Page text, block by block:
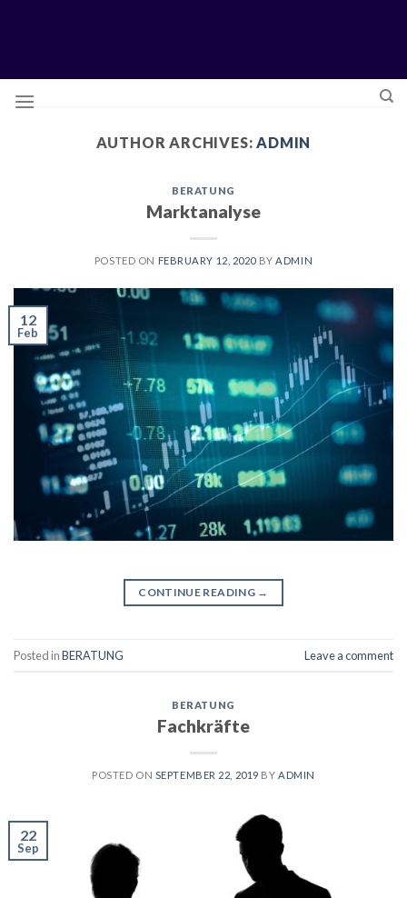
AUTHOR ARCHIVES:ADMIN
BERATUNG
Marktanalyse
POSTED ON FEBRUARY 12, 2020 BY ADMIN
12
Feb
CONTINUE READING →
Posted inBERATUNG Leave a comment
BERATUNG
Fachkräfte
POSTED ON SEPTEMBER 22, 2019 BYADMIN
22
Sep